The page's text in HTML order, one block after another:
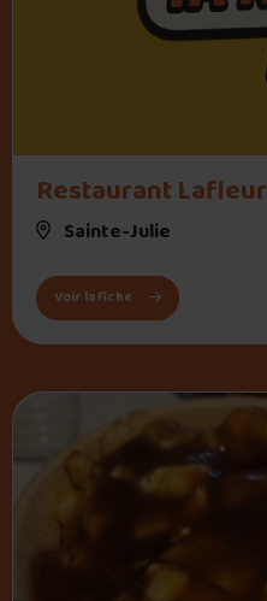
Restaurant Lafleur
Sainte-Julie
Voir la fiche : Restaurant Lafleur